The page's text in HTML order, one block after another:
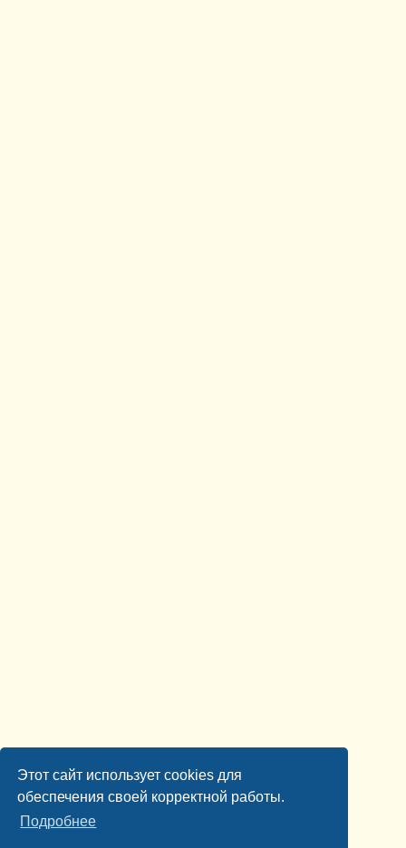
Этот сайт использует cookies для
обеспечения своей корректной работы.
Подробнее